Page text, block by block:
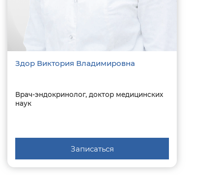
Здор Виктория Владимировна
Врач-эндокринолог, доктор медицинских
наук
Записаться